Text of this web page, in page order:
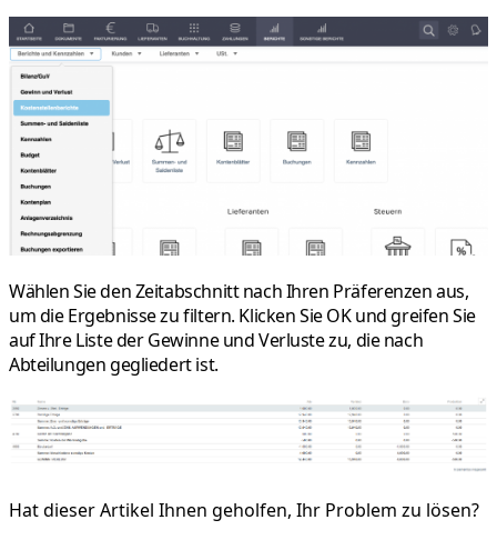
Wählen Sie den Zeitabschnitt nach Ihren Präferenzen aus,
um die Ergebnisse zu filtern. Klicken SieOKund greifen Sie
auf IhreListe der Gewinne und Verlustezu, die nach
Abteilungen gegliedert ist.
Hat dieser Artikel Ihnen geholfen, Ihr Problem zu lösen?